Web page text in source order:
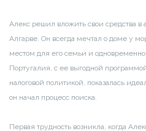
Алекс решил вложить свои средства
Алгарве. Он всегда мечтал о доме у
местом для его семьи и одновременно
Португалия, с ее выгодной
налоговой политикой, показалась
он начал процесс поиска.
Первая трудность возникла, когда